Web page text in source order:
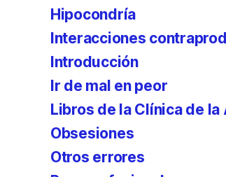
Hipocondría
Interacciones
Introducción
Ir de mal en peor
Libros de la Clínica de la
Obsesiones
Otros errores